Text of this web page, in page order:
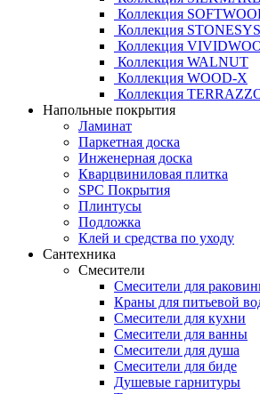
Коллекция
Коллекция
Коллекция
Коллекция WALNUT
Коллекция WOOD-X
Коллекция
Напольные покрытия
Ламинат
Паркетная доска
Инженерная доска
Кварцвиниловая плитка
SPC Покрытия
Плинтусы
Подложка
Клей и средства по уходу
Сантехника
Смесители
Смесители для
Краны для питьевой
Смесители для кухни
Смесители для ванны
Смесители для душа
Смесители для биде
Душевые гарнитуры